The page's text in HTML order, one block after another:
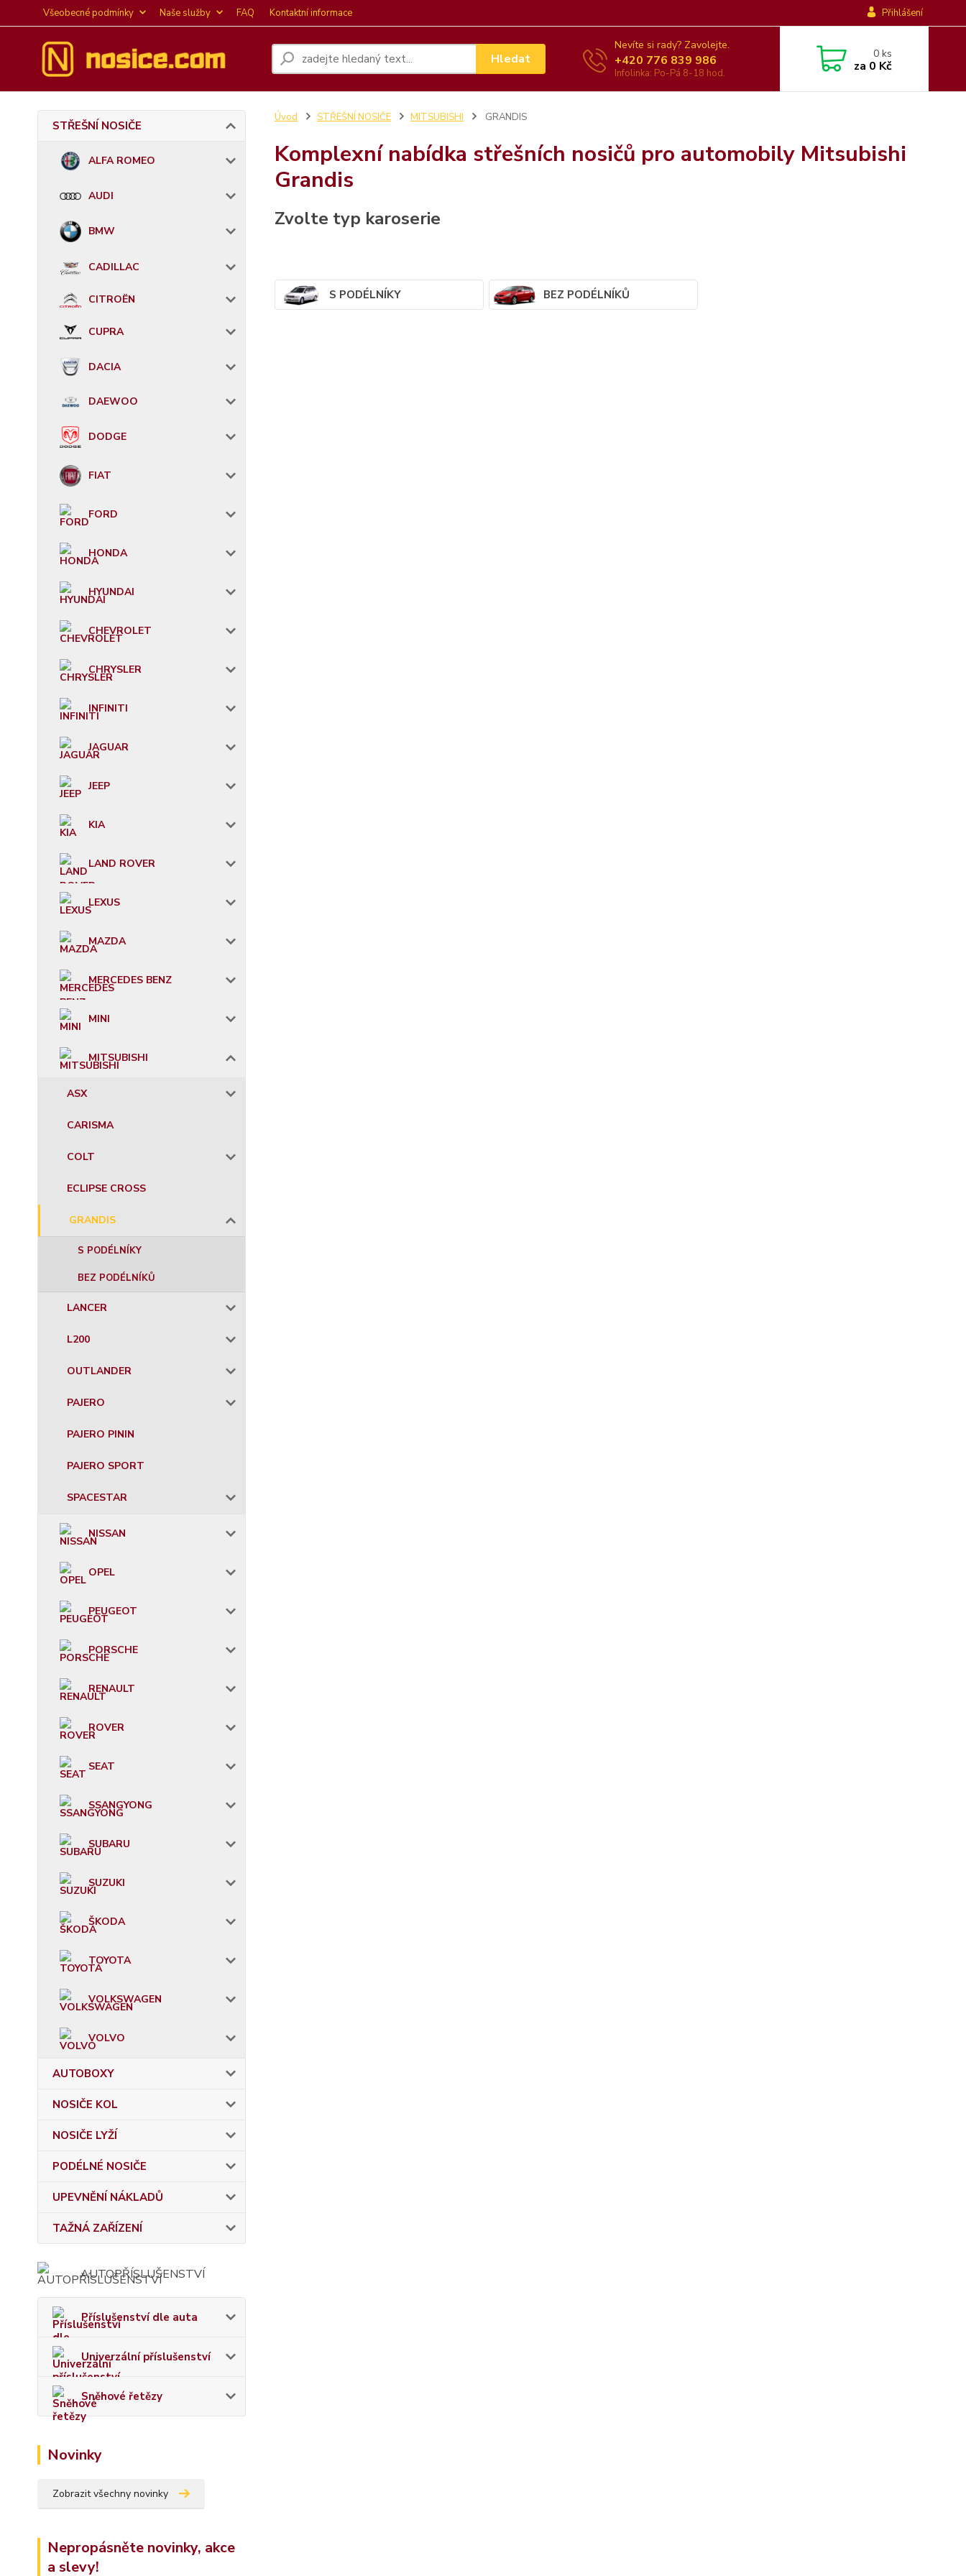
Všeobecné podmínky Naše služby FAQ Kontaktní informace Přihlášení
Hledat
Nevíte si rady? Zavolejte.
+420 776 839 986
Infolinka: Po-Pá 8-18 hod.
0ks
za 0 Kč
STŘEŠNÍ NOSIČE
ALFA ROMEO
AUDI
BMW
CADILLAC
CITROËN
CUPRA
DACIA
DAEWOO
DODGE
FIAT
FORD
HONDA
HYUNDAI
CHEVROLET
CHRYSLER
INFINITI
JAGUAR
JEEP
KIA
LAND ROVER
LEXUS
MAZDA
MERCEDES BENZ
MINI
MITSUBISHI
ASX
CARISMA
COLT
ECLIPSE CROSS
GRANDIS
S PODÉLNÍKY
BEZ PODÉLNÍKŮ
LANCER
L200
OUTLANDER
PAJERO
PAJERO PININ
PAJERO SPORT
SPACESTAR
NISSAN
OPEL
PEUGEOT
PORSCHE
RENAULT
ROVER
SEAT
SSANGYONG
SUBARU
SUZUKI
ŠKODA
TOYOTA
VOLKSWAGEN
VOLVO
AUTOBOXY
NOSIČE KOL
NOSIČE LYŽÍ
PODÉLNÉ NOSIČE
UPEVNĚNÍ NÁKLADŮ
TAŽNÁ ZAŘÍZENÍ
AUTOPŘÍSLUŠENSTVÍ
Příslušenství dle auta
Univerzální příslušenství
Sněhové řetězy
Novinky
Zobrazit všechny novinky
Nepropásněte novinky, akce
a slevy!
Úvod STŘEŠNÍ NOSIČE MITSUBISHI GRANDIS
Komplexní nabídka střešních nosičů pro automobily Mitsubishi
Grandis
Zvolte typ karoserie
S PODÉLNÍKY BEZ PODÉLNÍKŮ